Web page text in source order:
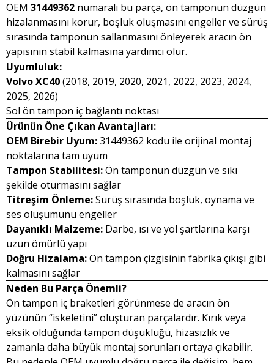
OEM 31449362 numaralı bu parça, ön tamponun düzgün
hizalanmasını korur, boşluk oluşmasını engeller ve sürüş
sırasında tamponun sallanmasını önleyerek aracın ön
yapısının stabil kalmasına yardımcı olur.
Uyumluluk:
Volvo XC40(2018, 2019, 2020, 2021, 2022, 2023, 2024,
2025, 2026)
Sol ön tampon iç bağlantı noktası
Ürünün Öne Çıkan Avantajları:
OEM Birebir Uyum:31449362 kodu ile orijinal montaj
noktalarına tam uyum
Tampon Stabilitesi:Ön tamponun düzgün ve sıkı
şekilde oturmasını sağlar
Titreşim Önleme:Sürüş sırasında boşluk, oynama ve
ses oluşumunu engeller
Dayanıklı Malzeme: Darbe, ısı ve yol şartlarına karşı
uzun ömürlü yapı
Doğru Hizalama:Ön tampon çizgisinin fabrika çıkışı gibi
kalmasını sağlar
Neden Bu Parça Önemli?
Ön tampon iç braketleri görünmese de aracın ön
yüzünün “iskeletini” oluşturan parçalardır. Kırık veya
eksik olduğunda tampon düşüklüğü, hizasızlık ve
zamanla daha büyük montaj sorunları ortaya çıkabilir.